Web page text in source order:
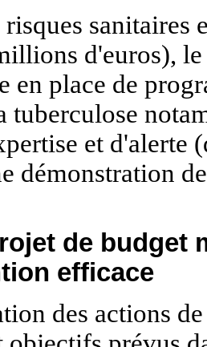
sanitaires
d'euros),
en place de
tuberculose
et d'alerte
démonstration
de budget
efficace
des actions